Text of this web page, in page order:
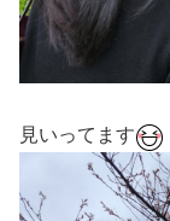
見いってます